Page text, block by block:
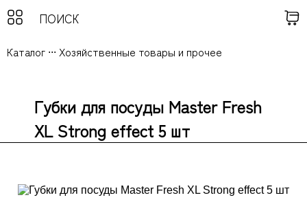
Каталог ... Хозяйственные товары и прочее
Губки для посуды Master Fresh
XL Strong effect 5 шт